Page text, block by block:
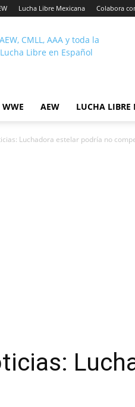
Lucha Libre Mexicana Colabora
Lucha
Noticias
WWE AEW LUCHA LIBRE
Luchadora estelar podría no